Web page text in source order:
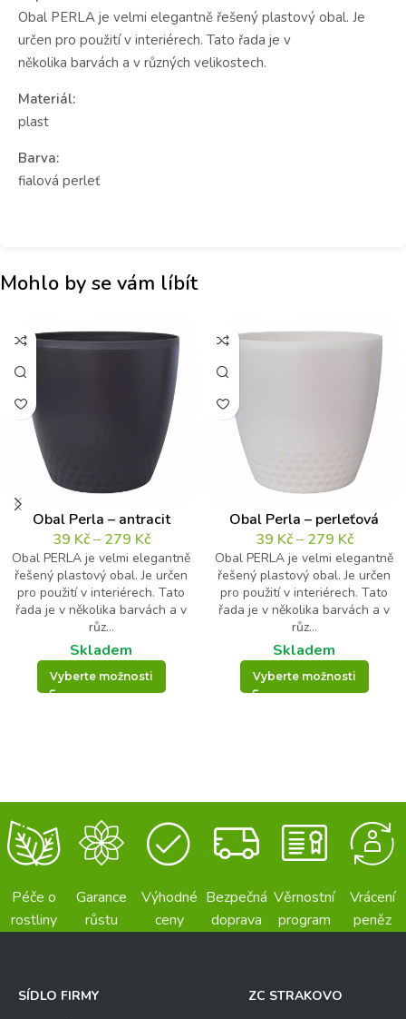
Obal PERLA je velmi elegantně řešený plastový obal. Je
určen pro použití v interiérech. Tato řada je v
několika barvách a v různých velikostech.
Materiál:
plast
Barva:
fialová perleť
Mohlo by se vám líbít
Obal Perla – antracit
39 Kč– 279 Kč
Obal PERLA je velmi elegantně
řešený plastový obal. Je určen
pro použití v interiérech. Tato
řada je v několika barvách a v
růz...
Skladem
Vyberte možnosti
Obal Perla – perleťová
39 Kč– 279 Kč
Obal PERLA je velmi elegantně
řešený plastový obal. Je určen
pro použití v interiérech. Tato
řada je v několika barvách a v
růz...
Skladem
Vyberte možnosti
Péče o
rostliny
Garance
růstu
Výhodné
ceny
Bezpečná
doprava
Věrnostní
program
Vrácení
peněz
SÍDLO FIRMY
ZC STRAKOVO